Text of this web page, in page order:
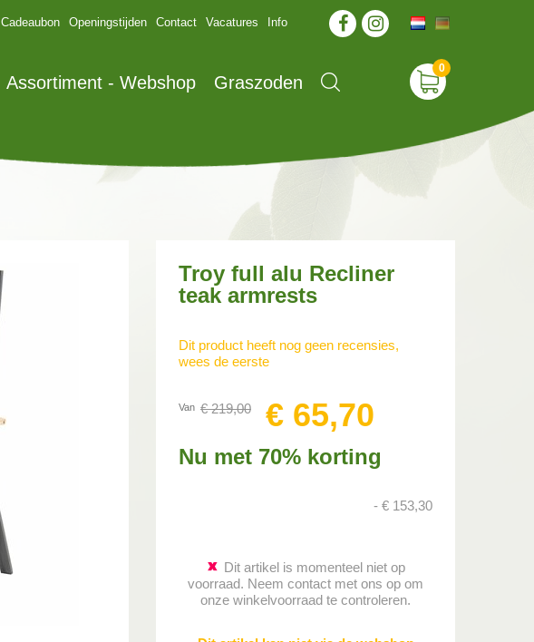
Cadeaubon Openingstijden Contact Vacatures Info
Assortiment - Webshop Graszoden
Troy full alu Recliner
teak armrests
Dit product heeft nog geen recensies,
wees de eerste
Van € 219,00 € 65,70
Nu met 70% korting
- € 153,30
Dit artikel is momenteel niet op
voorraad. Neem contact met ons op om
onze winkelvoorraad te controleren.